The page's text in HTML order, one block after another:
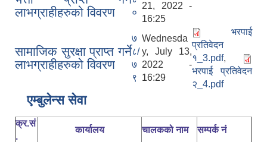
लाभग्राहीहरुको विवरण
०
21, 2022 -
16:25
सामाजिक सुरक्षा प्राप्त गर्ने
लाभग्राहीहरुको विवरण
७
८/
७
९
Wednesda
y, July 13,
2022 -
16:29
भरपाई
प्रतिवेदन
१_3.pdf,
भरपाई प्रतिवेदन
२_4.pdf
एम्बुलेन्स सेवा
क्र.सं
.
कार्यालय चालकको नाम सम्पर्क नं